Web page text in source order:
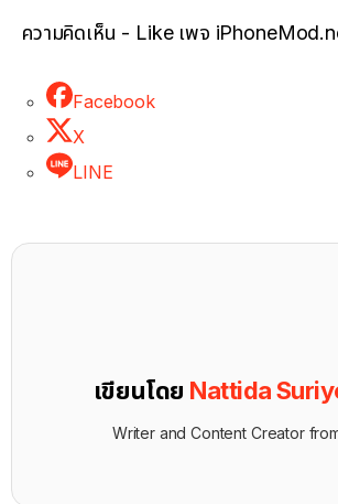
ความคิดเห็น - Like เพจ
Facebook
X
LINE
เขียนโดย Nattida
Writer and Content Creator